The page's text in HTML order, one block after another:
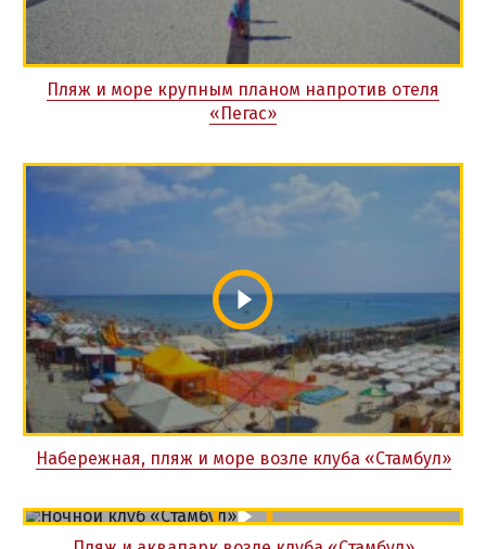
Пляж и море крупным планом напротив отеля
«Пегас»
Набережная, пляж и море возле клуба «Стамбул»